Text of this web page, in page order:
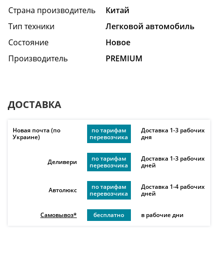
Страна производитель
Китай
Тип техники
Легковой автомобиль
Состояние
Hовое
Производитель
PREMIUM
ДОСТАВКА
Новая почта (по
Украине)
по тарифам
перевозчика
Доставка 1-3 рабочих
дня
Деливери
по тарифам
перевозчика
Доставка 1-3 рабочих
дней
Автолюкс
по тарифам
перевозчика
Доставка 1-4 рабочих
дней
Самовывоз* бесплатно в рабочие дни